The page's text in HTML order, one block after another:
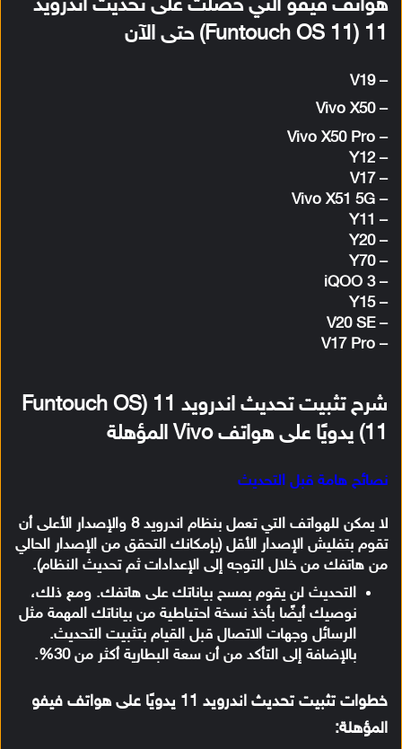
هواتف فيفو التي حصلت على تحديث اندرويد
11 (Funtouch OS 11) حتى الآن
– V19
–
Vivo X50
–
Vivo X50 Pro
– Y12
– V17
– Vivo X51 5G
– Y11
– Y20
– Y70
– iQOO 3
– Y15
– V20 SE
–
V17 Pro
شرح تثبيت تحديث اندرويد 11 (Funtouch OS
11) يدويًا على هواتف Vivo المؤهلة
نصائح هامة قبل التحديث
لا يمكن للهواتف التي تعمل بنظام اندرويد 8 والإصدار الأعلى أن
تقوم بتفليش الإصدار الأقل (بإمكانك التحقق من الإصدار الحالي
من هاتفك من خلال التوجه إلى الإعدادات ثم تحديث النظام).
التحديث لن يقوم بمسح بياناتك على هاتفك. ومع ذلك،
نوصيك أيضًا بأخذ نسخة احتياطية من بياناتك المهمة مثل
الرسائل وجهات الاتصال قبل القيام بتثبيت التحديث.
بالإضافة إلى التأكد من أن سعة البطارية أكثر من 30%.
خطوات تثبيت تحديث اندرويد 11 يدويًا على هواتف فيفو
المؤهلة: